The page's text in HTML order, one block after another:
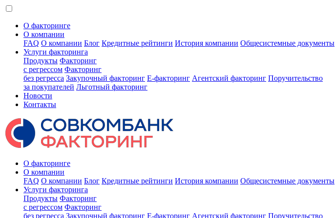
О факторинге
О компании
FAQ О компании Блог Кредитные рейтинги История компании Общесистемные документы
Услуги факторинга
Продукты Факторинг
с регрессом Факторинг
без регресса Закупочный факторинг E-факторинг Агентский факторинг Поручительство
за покупателей Льготный факторинг
Новости
Контакты
О факторинге
О компании
FAQ О компании Блог Кредитные рейтинги История компании Общесистемные документы
Услуги факторинга
Продукты Факторинг
с регрессом Факторинг
без регресса Закупочный факторинг E-факторинг Агентский факторинг Поручительство